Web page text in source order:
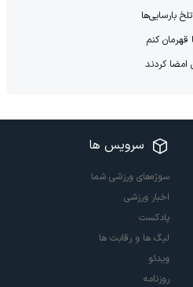
بارسایی‌ها
قهرمان کنم
امضا کردند
سرویس ها
سوژه‌های ورزشی شما
اخبار ورزشی
پادکست
لیگ ها و رقابت ها
ویدئو
روزنامه